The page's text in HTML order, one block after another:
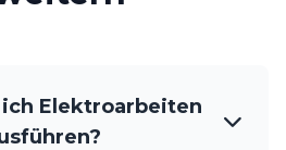
Elektroarbeiten